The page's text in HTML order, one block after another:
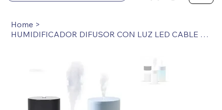
Home >
HUMIDIFICADOR DIFUSOR CON LUZ LED CABLE USB